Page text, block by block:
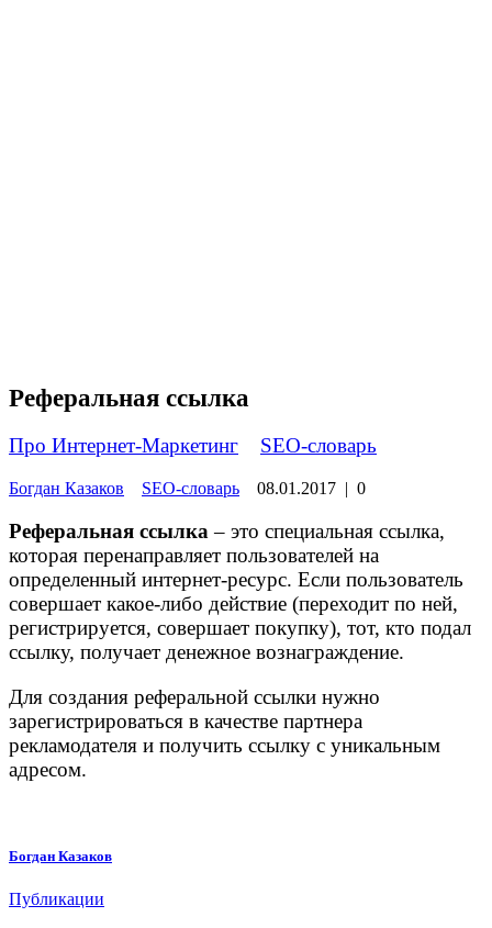
Реферальная ссылка
Про Интернет-Маркетинг SEO-словарь
Богдан Казаков SEO-словарь 08.01.2017 | 0
Реферальная ссылка– это специальная ссылка,
которая перенаправляет пользователей на
определенный интернет-ресурс. Если пользователь
совершает какое-либо действие (переходит по ней,
регистрируется, совершает покупку), тот, кто подал
ссылку, получает денежное вознаграждение.
Для создания реферальной ссылки нужно
зарегистрироваться в качестве партнера
рекламодателя и получить ссылку с уникальным
адресом.
Богдан Казаков
Публикации